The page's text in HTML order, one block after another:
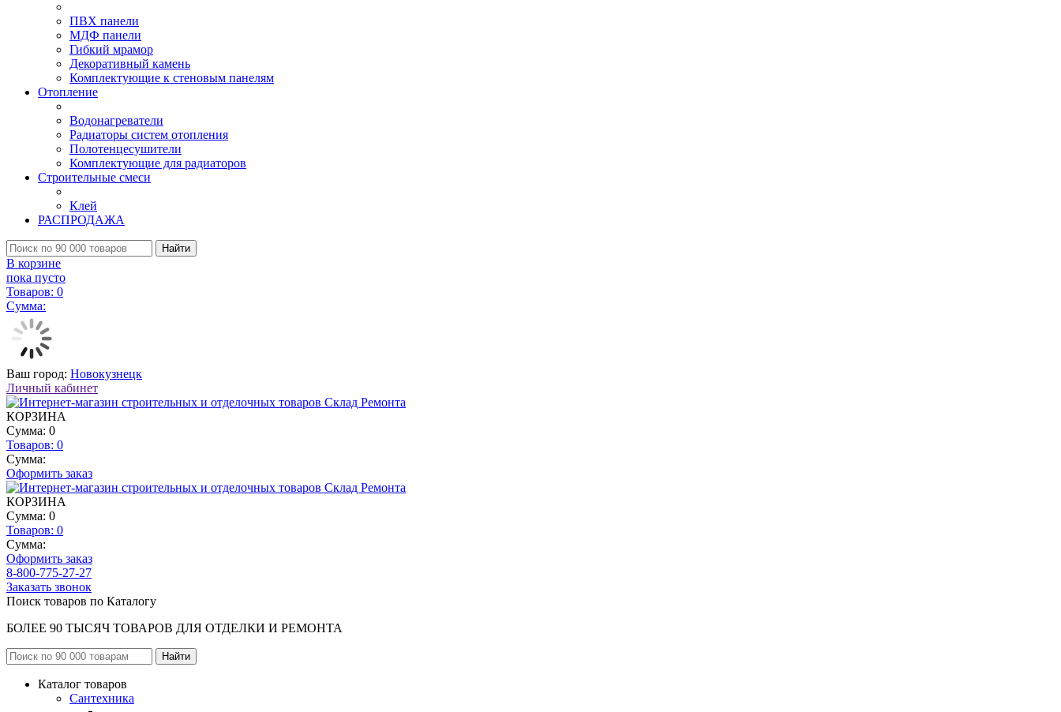
ПВХ панели
МДФ панели
Гибкий мрамор
Декоративный камень
Комплектующие к стеновым панелям
Отопление
Водонагреватели
Радиаторы систем отопления
Полотенцесушители
Комплектующие для радиаторов
Строительные смеси
Клей
РАСПРОДАЖА
Найти
В корзине
пока пусто
Товаров: 0
Сумма:
Ваш город: Новокузнецк
Личный кабинет
КОРЗИНА
Сумма: 0
Товаров: 0
Сумма:
Оформить заказ
КОРЗИНА
Сумма: 0
Товаров: 0
Сумма:
Оформить заказ
8-800-775-27-27
Заказать звонок
Поиск товаров по Каталогу
БОЛЕЕ 90 ТЫСЯЧ ТОВАРОВ ДЛЯ ОТДЕЛКИ И РЕМОНТА
Каталог товаров
Сантехника